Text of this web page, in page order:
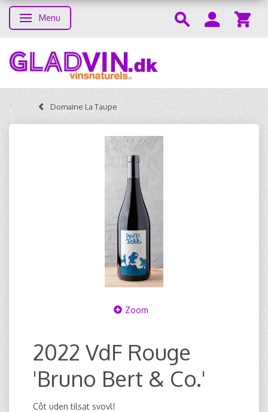
Toggle navigation
Menu
Domaine La Taupe
Zoom
2022 VdF Rouge
'Bruno Bert & Co.'
Côt uden tilsat svovl!